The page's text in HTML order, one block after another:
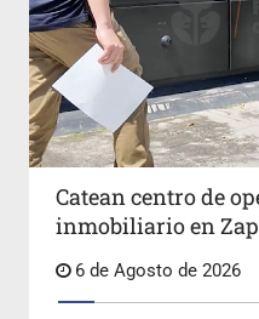
Catean centro de
inmobiliario en
6 de Agosto de 2026